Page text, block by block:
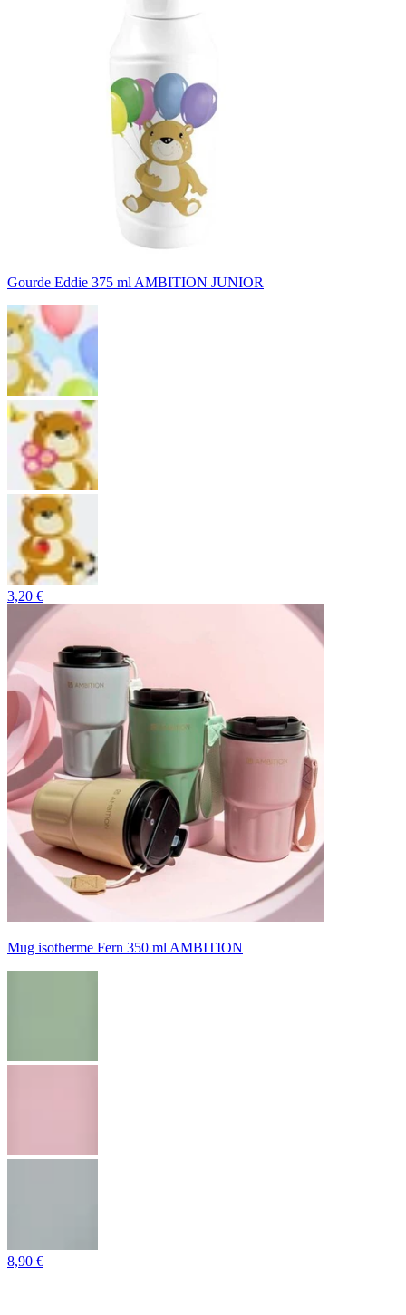
Gourde Eddie 375 ml AMBITION JUNIOR
3,20 €
Mug isotherme Fern 350 ml AMBITION
8,90 €